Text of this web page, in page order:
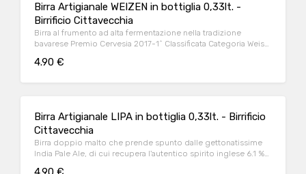
Birra Artigianale WEIZEN in bottiglia 0,33lt. -
Birrificio Cittavecchia
Birra al frumento ad alta fermentazione nella tradizione
bavarese Premio Cervesia 2017-1^ Classificata Categoria Weiss
4.90 €
Birra Artigianale LIPA in bottiglia 0,33lt. - Birrificio
Cittavecchia
Birra doppio malto che prende spunto dalle gettonatissime
India Pale Ale, di cui recupera l'autentico spirito inglese 6.1 %